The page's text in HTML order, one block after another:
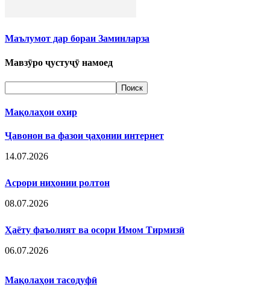
Маълумот дар бораи Заминларза
Мавзӯро ҷустуҷӯ намоед
Мақолаҳои охир
Ҷавонон ва фазои ҷаҳонии интернет
14.07.2026
Асрори ниҳонии ролтон
08.07.2026
Ҳаёту фаъолият ва осори Имом Тирмизӣ
06.07.2026
Мақолаҳои тасодуфӣ